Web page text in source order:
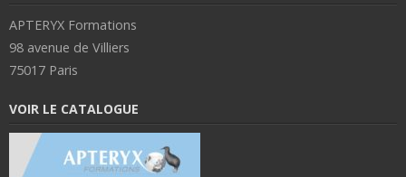
APTERYX Formations
98 avenue de Villiers
75017 Paris
VOIR LE CATALOGUE